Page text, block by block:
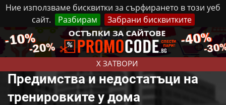
Ние използваме бисквитки за сърфирането в този уеб
сайт.
Разбирам Забрани бисквитките
X ЗАТВОРИ
Събота, 8 Август, 2026 Реклама Контакти
Предимства и недостатъци на
тренировките у дома